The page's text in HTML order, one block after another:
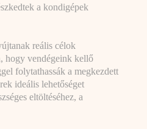
a kondigépek
reális célok
hogy vendégeink kellő
folytathassák a megkezdett
ideális lehetőséget
eltöltéséhez, a